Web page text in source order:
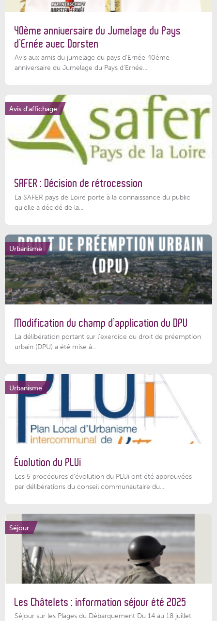
40ème anniversaire du Jumelage du Pays
d’Ernée avec Dorsten
Avis aux amis du jumelage du pays d'Ernée 40ème
anniversaire du Jumelage du Pays d'Ernée...
Avis d'affichage
SAFER : Décision de rétrocession
La SAFER pays de Loire porte à la connaissance du public
qu’elle a décidé de la...
Urbanisme
Modification du champ d’application du DPU
La délibération portant sur l’exercice du droit de préemption
urbain (DPU) a été mise à...
Urbanisme
Évolution du PLUi
Les 5 procédures d’évolution du PLUi ont été approuvées
par délibérations du conseil communautaire du...
Séjour
Les Châtelets : information séjour été 2025
Séjour sur les Plages du Débarquement Du 14 au 18 juillet